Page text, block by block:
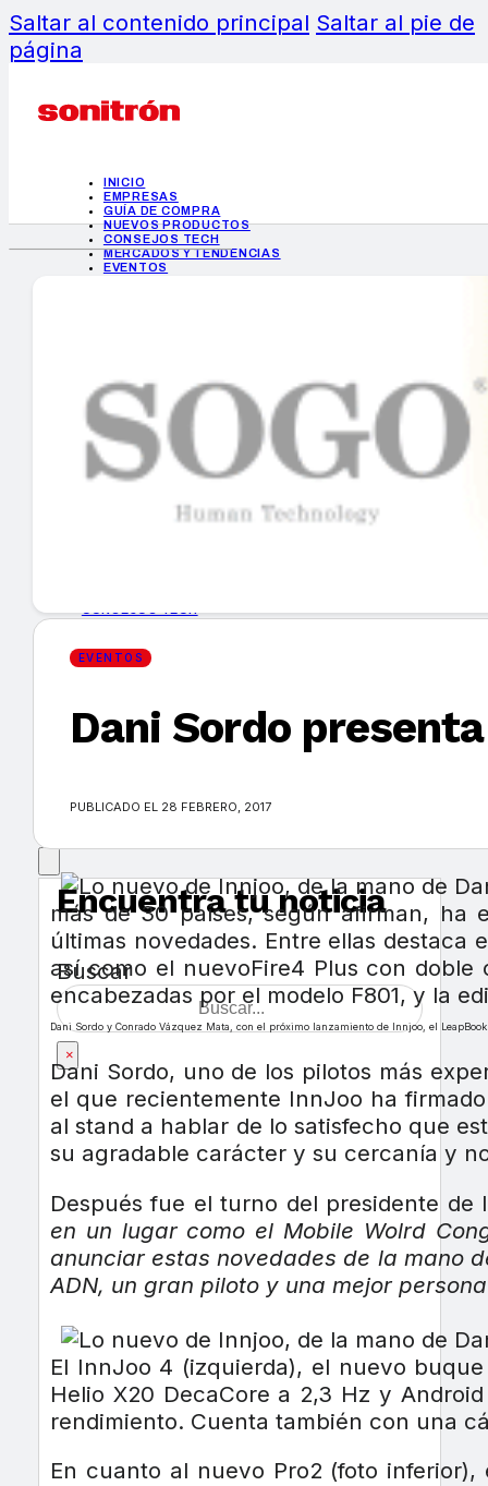
Saltar al contenido principal Saltar al pie de
página
INICIO
EMPRESAS
GUÍA DE COMPRA
NUEVOS PRODUCTOS
CONSEJOS TECH
MERCADOS Y TENDENCIAS
EVENTOS
INICIO
EMPRESAS
GUÍA DE COMPRA
MERCADOS Y TENDENCIAS
Encuentra tu noticia
Buscar
×
EVENTOS
Dani Sordo
PUBLICADO EL 28 FEBRERO, 2017
más de 30 países, según afirman, ha
últimas novedades. Entre ellas
así como el nuevoFire4 Plus con
encabezadas por el modelo F801, y la
Dani Sordo y Conrado Vázquez Mata, con el próximo lanzamiento de Innjoo, el LeapBook
Dani Sordo, uno de los pilotos más
el que recientemente InnJoo ha
al stand a hablar de lo satisfecho que
su agradable carácter y su cercanía y
Después fue el turno del presidente
en un lugar como el Mobile Wolrd
anunciar estas novedades de la mano
ADN, un gran piloto y una mejor
El InnJoo 4 (izquierda), el nuevo
Helio X20 DecaCore a 2,3 Hz y
rendimiento. Cuenta también con una
En cuanto al nuevo Pro2 (foto